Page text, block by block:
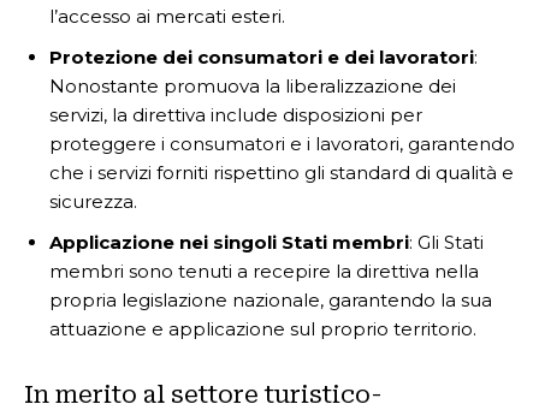
l’accesso ai mercati esteri.
Protezione dei consumatori e dei lavoratori:
Nonostante promuova la liberalizzazione dei
servizi, la direttiva include disposizioni per
proteggere i consumatori e i lavoratori, garantendo
che i servizi forniti rispettino gli standard di qualità e
sicurezza.
Applicazione nei singoli Stati membri: Gli Stati
membri sono tenuti a recepire la direttiva nella
propria legislazione nazionale, garantendo la sua
attuazione e applicazione sul proprio territorio.
In merito al settore turistico-